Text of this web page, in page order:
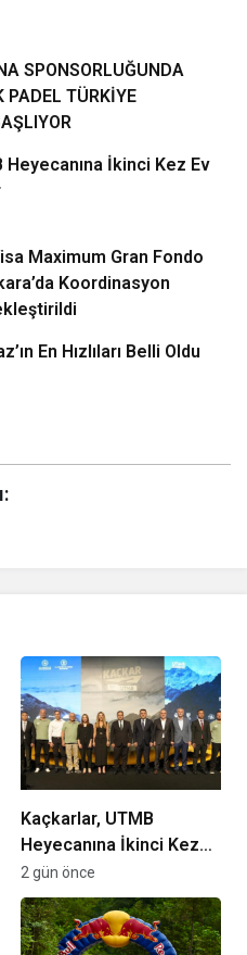
SPONSORLUĞUNDA
PADEL TÜRKİYE
Heyecanına İkinci Kez Ev
Maximum Gran Fondo
Koordinasyon
En Hızlıları Belli Oldu
Kaçkarlar, UTMB
Heyecanına İkinci Kez
Ev Sahipliği Yapıyor
2 gün önce